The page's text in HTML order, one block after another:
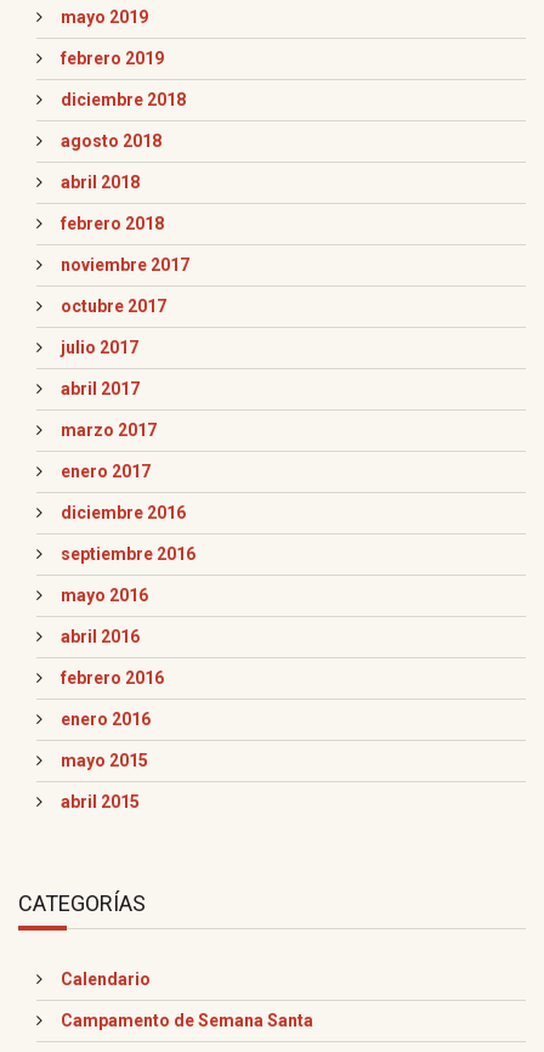
mayo 2019
febrero 2019
diciembre 2018
agosto 2018
abril 2018
febrero 2018
noviembre 2017
octubre 2017
julio 2017
abril 2017
marzo 2017
enero 2017
diciembre 2016
septiembre 2016
mayo 2016
abril 2016
febrero 2016
enero 2016
mayo 2015
abril 2015
CATEGORÍAS
Calendario
Campamento de Semana Santa